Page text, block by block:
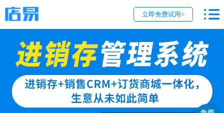
立即免费试用>